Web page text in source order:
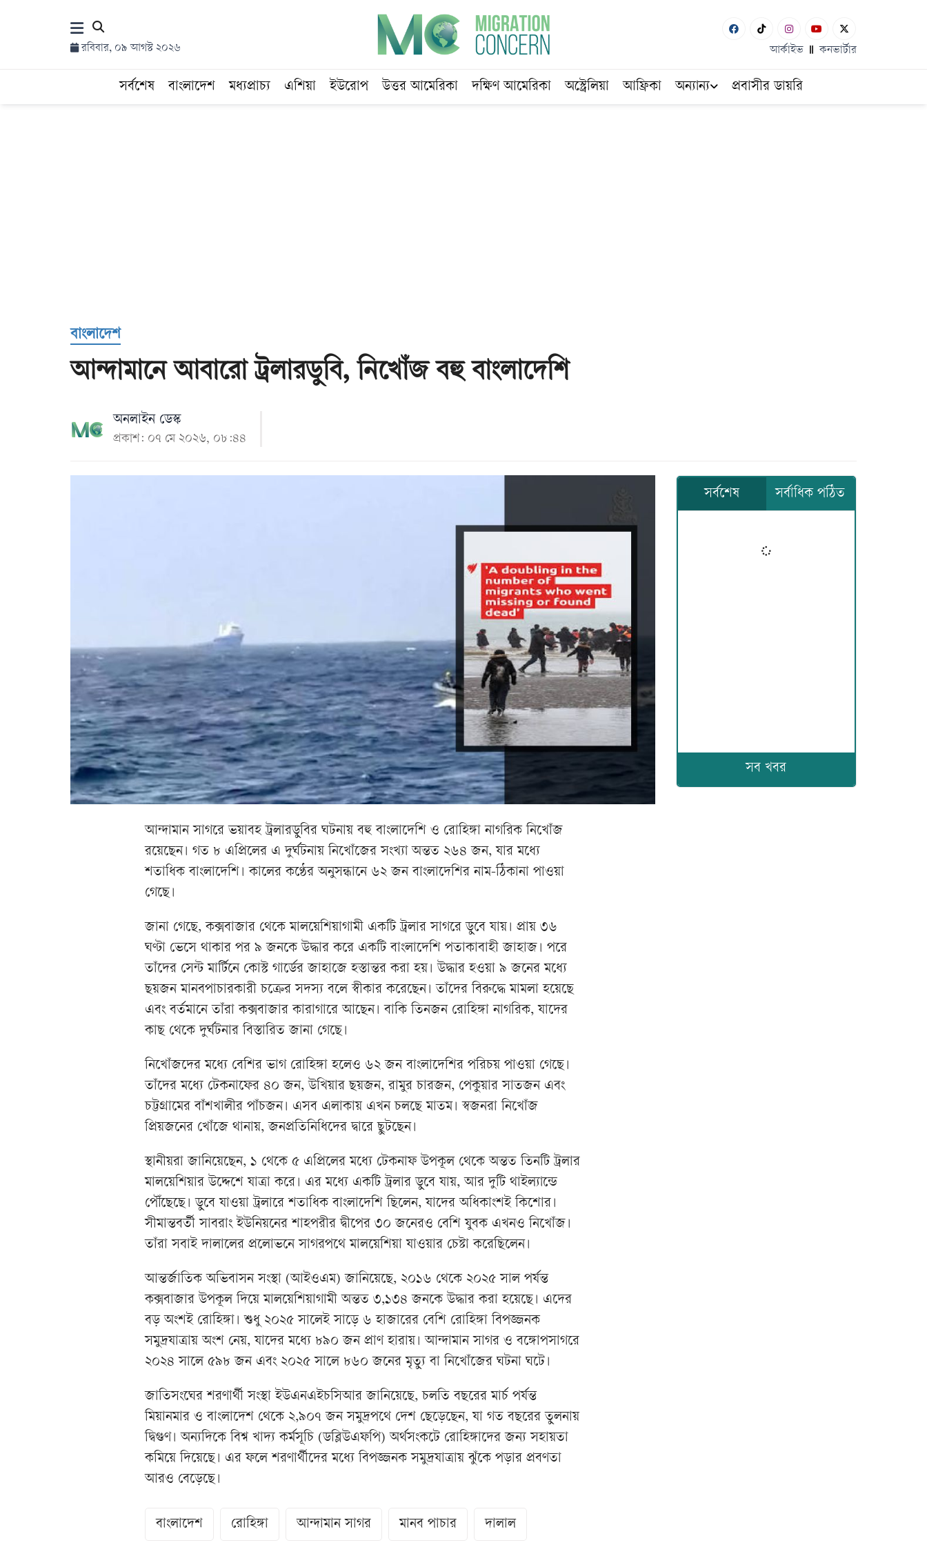
রবিবার, ০৯ আগস্ট ২০২৬ আর্কাইভ কনভার্টার
সর্বশেষ বাংলাদেশ মধ্যপ্রাচ্য এশিয়া ইউরোপ উত্তর আমেরিকা দক্ষিণ আমেরিকা অস্ট্রেলিয়া আফ্রিকা অন্যান্য প্রবাসীর ডায়রি
বাংলাদেশ
আন্দামানে আবারো ট্রলারডুবি, নিখোঁজ বহু বাংলাদেশি
অনলাইন ডেস্ক
প্রকাশ: ০৭ মে ২০২৬, ০৮:৪৪
আন্দামান সাগরে ভয়াবহ ট্রলারডুবির ঘটনায় বহু বাংলাদেশি ও রোহিঙ্গা নাগরিক নিখোঁজ
রয়েছেন। গত ৮ এপ্রিলের এ দুর্ঘটনায় নিখোঁজের সংখ্যা অন্তত ২৬৪ জন, যার মধ্যে
শতাধিক বাংলাদেশি। কালের কণ্ঠের অনুসন্ধানে ৬২ জন বাংলাদেশির নাম-ঠিকানা পাওয়া
গেছে।
জানা গেছে, কক্সবাজার থেকে মালয়েশিয়াগামী একটি ট্রলার সাগরে ডুবে যায়। প্রায় ৩৬
ঘণ্টা ভেসে থাকার পর ৯ জনকে উদ্ধার করে একটি বাংলাদেশি পতাকাবাহী জাহাজ। পরে
তাঁদের সেন্ট মার্টিনে কোস্ট গার্ডের জাহাজে হস্তান্তর করা হয়। উদ্ধার হওয়া ৯ জনের মধ্যে
ছয়জন মানবপাচারকারী চক্রের সদস্য বলে স্বীকার করেছেন। তাঁদের বিরুদ্ধে মামলা হয়েছে
এবং বর্তমানে তাঁরা কক্সবাজার কারাগারে আছেন। বাকি তিনজন রোহিঙ্গা নাগরিক, যাদের
কাছ থেকে দুর্ঘটনার বিস্তারিত জানা গেছে।
নিখোঁজদের মধ্যে বেশির ভাগ রোহিঙ্গা হলেও ৬২ জন বাংলাদেশির পরিচয় পাওয়া গেছে।
তাঁদের মধ্যে টেকনাফের ৪০ জন, উখিয়ার ছয়জন, রামুর চারজন, পেকুয়ার সাতজন এবং
চট্টগ্রামের বাঁশখালীর পাঁচজন। এসব এলাকায় এখন চলছে মাতম। স্বজনরা নিখোঁজ
প্রিয়জনের খোঁজে থানায়, জনপ্রতিনিধিদের দ্বারে ছুটছেন।
স্থানীয়রা জানিয়েছেন, ১ থেকে ৫ এপ্রিলের মধ্যে টেকনাফ উপকূল থেকে অন্তত তিনটি ট্রলার
মালয়েশিয়ার উদ্দেশে যাত্রা করে। এর মধ্যে একটি ট্রলার ডুবে যায়, আর দুটি থাইল্যান্ডে
পৌঁছেছে। ডুবে যাওয়া ট্রলারে শতাধিক বাংলাদেশি ছিলেন, যাদের অধিকাংশই কিশোর।
সীমান্তবর্তী সাবরাং ইউনিয়নের শাহপরীর দ্বীপের ৩০ জনেরও বেশি যুবক এখনও নিখোঁজ।
তাঁরা সবাই দালালের প্রলোভনে সাগরপথে মালয়েশিয়া যাওয়ার চেষ্টা করেছিলেন।
আন্তর্জাতিক অভিবাসন সংস্থা (আইওএম) জানিয়েছে, ২০১৬ থেকে ২০২৫ সাল পর্যন্ত
কক্সবাজার উপকূল দিয়ে মালয়েশিয়াগামী অন্তত ৩,১৩৪ জনকে উদ্ধার করা হয়েছে। এদের
বড় অংশই রোহিঙ্গা। শুধু ২০২৫ সালেই সাড়ে ৬ হাজারের বেশি রোহিঙ্গা বিপজ্জনক
সমুদ্রযাত্রায় অংশ নেয়, যাদের মধ্যে ৮৯০ জন প্রাণ হারায়। আন্দামান সাগর ও বঙ্গোপসাগরে
২০২৪ সালে ৫৯৮ জন এবং ২০২৫ সালে ৮৬০ জনের মৃত্যু বা নিখোঁজের ঘটনা ঘটে।
জাতিসংঘের শরণার্থী সংস্থা ইউএনএইচসিআর জানিয়েছে, চলতি বছরের মার্চ পর্যন্ত
মিয়ানমার ও বাংলাদেশ থেকে ২,৯০৭ জন সমুদ্রপথে দেশ ছেড়েছেন, যা গত বছরের তুলনায়
দ্বিগুণ। অন্যদিকে বিশ্ব খাদ্য কর্মসূচি (ডব্লিউএফপি) অর্থসংকটে রোহিঙ্গাদের জন্য সহায়তা
কমিয়ে দিয়েছে। এর ফলে শরণার্থীদের মধ্যে বিপজ্জনক সমুদ্রযাত্রায় ঝুঁকে পড়ার প্রবণতা
আরও বেড়েছে।
বাংলাদেশ রোহিঙ্গা আন্দামান সাগর মানব পাচার দালাল
সর্বশেষ সর্বাধিক পঠিত
সব খবর